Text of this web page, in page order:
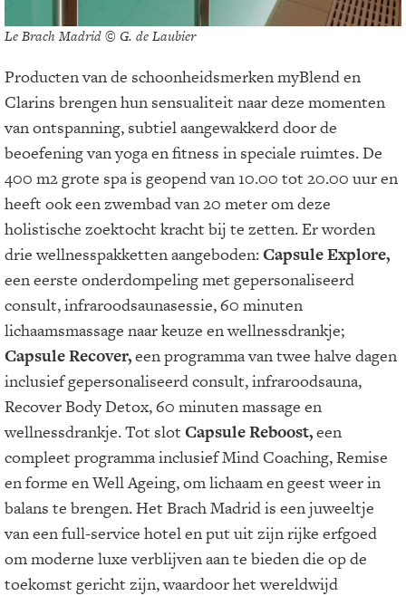
Le Brach Madrid © G. de Laubier
Producten van de schoonheidsmerken myBlend en
Clarins brengen hun sensualiteit naar deze momenten
van ontspanning, subtiel aangewakkerd door de
beoefening van yoga en fitness in speciale ruimtes. De
400 m2 grote spa is geopend van 10.00 tot 20.00 uur en
heeft ook een zwembad van 20 meter om deze
holistische zoektocht kracht bij te zetten. Er worden
drie wellnesspakketten aangeboden:Capsule Explore,
een eerste onderdompeling met gepersonaliseerd
consult, infraroodsaunasessie, 60 minuten
lichaamsmassage naar keuze en wellnessdrankje;
CapsuleRecover,een programma van twee halve dagen
inclusief gepersonaliseerd consult, infraroodsauna,
Recover Body Detox, 60 minuten massage en
wellnessdrankje. Tot slot Capsule Reboost,een
compleet programma inclusief Mind Coaching, Remise
en forme en Well Ageing, om lichaam en geest weer in
balans te brengen. Het Brach Madrid is een juweeltje
van een full-service hotel en put uit zijn rijke erfgoed
om moderne luxe verblijven aan te bieden die op de
toekomst gericht zijn, waardoor het wereldwijd